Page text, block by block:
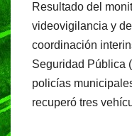
c
e
b
o
o
s
A
p
p
Resultado del
videovigilancia y
coordinación
Seguridad Pública
policías
recuperó tres